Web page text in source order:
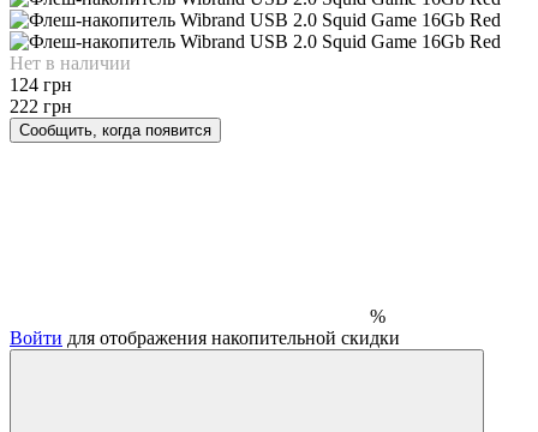
Нет в наличии
124 грн
222 грн
Сообщить, когда появится
%
Войти для отображения накопительной скидки